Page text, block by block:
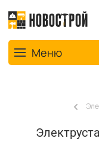
Toggle navigation
Меню